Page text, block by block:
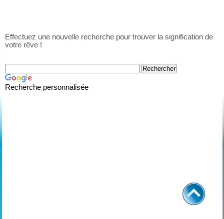
Effectuez une nouvelle recherche pour trouver la signification de
votre rêve !
Recherche personnalisée